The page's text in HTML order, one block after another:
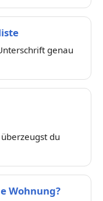
genau
du
Wohnung?